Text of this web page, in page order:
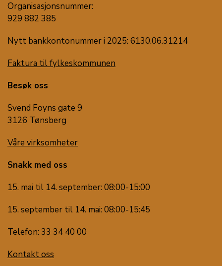
Organisasjonsnummer:
929 882 385
Nytt bankkontonummer i 2025: 6130.06.31214
Faktura til fylkeskommunen
Besøk oss
Svend Foyns gate 9
3126 Tønsberg
Våre virksomheter
Snakk med oss
15. mai til 14. september: 08:00-15:00
15. september til 14. mai: 08:00-15:45
Telefon: 33 34 40 00
Kontakt oss